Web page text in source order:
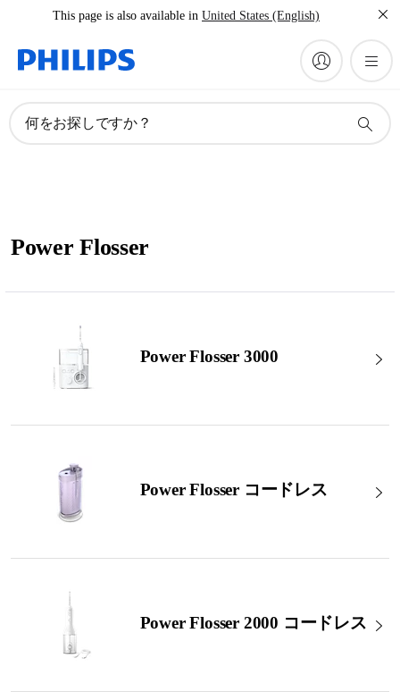
This page is also available in United States (English)
何をお探しですか？
Power Flosser
Power Flosser 3000
Power Flosser コードレス
Power Flosser 2000 コードレス